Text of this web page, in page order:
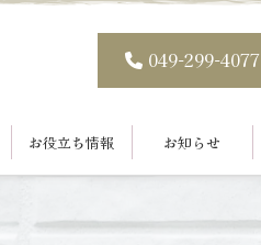
お役立ち情報 お知らせ
049-299-4077